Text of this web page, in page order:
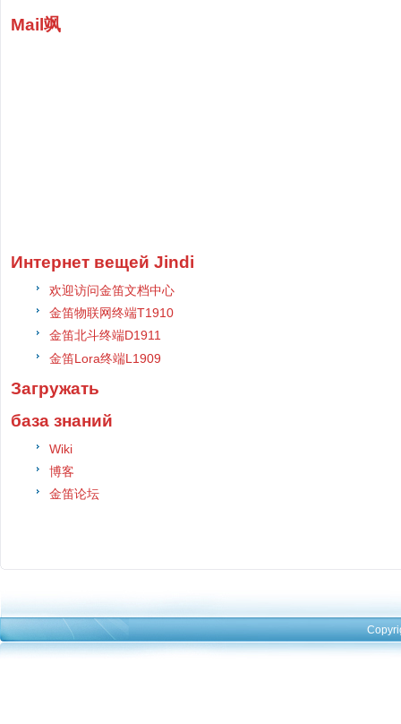
Mail飒
Интернет вещей Jindi
欢迎访问金笛文档中心
金笛物联网终端T1910
金笛北斗终端D1911
金笛Lora终端L1909
Загружать
база знаний
Wiki
博客
金笛论坛